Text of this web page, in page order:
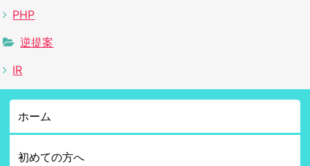
PHP
逆提案
IR
ホーム
初めての方へ